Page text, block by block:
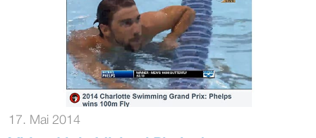
17. Mai 2014